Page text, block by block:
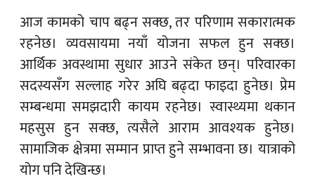
आज कामको चाप बढ्न सक्छ, तर परिणाम सकारात्मक
रहनेछ। व्यवसायमा नयाँ योजना सफल हुन सक्छ।
आर्थिक अवस्थामा सुधार आउने संकेत छन्। परिवारका
सदस्यसँग सल्लाह गरेर अघि बढ्दा फाइदा हुनेछ। प्रेम
सम्बन्धमा समझदारी कायम रहनेछ। स्वास्थ्यमा थकान
महसुस हुन सक्छ, त्यसैले आराम आवश्यक हुनेछ।
सामाजिक क्षेत्रमा सम्मान प्राप्त हुने सम्भावना छ। यात्राको
योग पनि देखिन्छ।